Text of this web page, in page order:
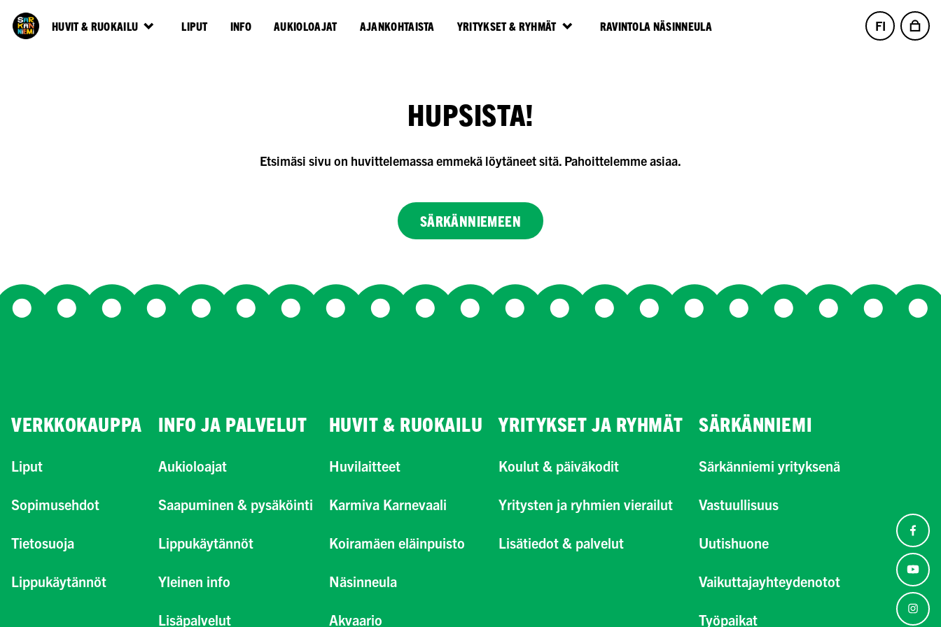
HUVIT & RUOKAILU LIPUT INFO AUKIOLOAJAT AJANKOHTAISTA YRITYKSET & RYHMÄT RAVINTOLA NÄSINNEULA FI
HUPSISTA!
Etsimäsi sivu on huvittelemassa emmekä löytäneet sitä. Pahoittelemme asiaa.
SÄRKÄNNIEMEEN
VERKKOKAUPPA
Liput
Sopimusehdot
Tietosuoja
Lippukäytännöt
INFO JA PALVELUT
Aukioloajat
Saapuminen & pysäköinti
Lippukäytännöt
Yleinen info
Lisäpalvelut
HUVIT & RUOKAILU
Huvilaitteet
Karmiva Karnevaali
Koiramäen eläinpuisto
Näsinneula
Akvaario
YRITYKSET JA RYHMÄT
Koulut & päiväkodit
Yritysten ja ryhmien vierailut
Lisätiedot & palvelut
SÄRKÄNNIEMI
Särkänniemi yrityksenä
Vastuullisuus
Uutishuone
Vaikuttajayhteydenotot
Työpaikat